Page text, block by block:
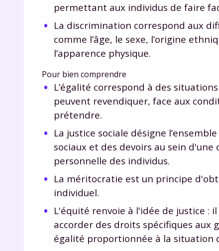
permettant aux individus de faire
La discrimination correspond aux
comme l’âge, le sexe, l’origine
l’apparence physique.
Pour bien comprendre
L’égalité correspond à des
peuvent revendiquer, face aux
prétendre.
La justice sociale désigne
sociaux et des devoirs au sein
personnelle des individus.
La méritocratie est un principe
individuel.
L'équité renvoie à l'idée de justice
accorder des droits spécifiques aux
égalité proportionnée à la situation